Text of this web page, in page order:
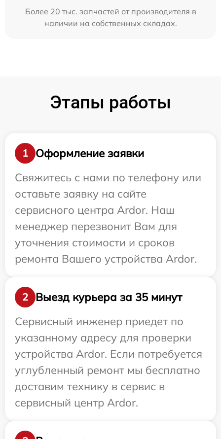
Более 20 тыс. запчастей от производителя в
наличии на собственных складах.
Этапы работы
1
Оформление заявки
Свяжитесь с нами по телефону или
оставьте заявку на сайте
сервисного центра Ardor. Наш
менеджер перезвонит Вам для
уточнения стоимости и сроков
ремонта Вашего устройства Ardor.
2
Выезд курьера за 35 минут
Сервисный инженер приедет по
указанному адресу для проверки
устройства Ardor. Если потребуется
углубленный ремонт мы бесплатно
доставим технику в сервис в
сервисный центр Ardor.